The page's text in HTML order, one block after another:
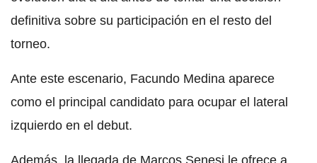
definitiva sobre su participación en el resto del
torneo.
Ante este escenario, Facundo Medina aparece
como el principal candidato para ocupar el lateral
izquierdo en el debut.
Además, la llegada de Marcos Senesi le ofrece a